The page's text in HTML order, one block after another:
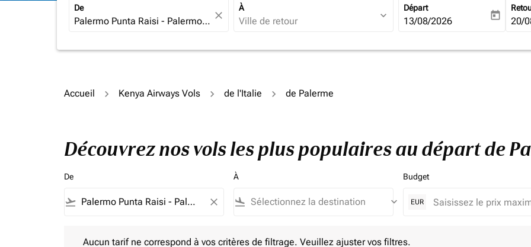
De
close
À
expand_more
Départ
fc-booking-departure-date-
13/08/2026 today fc-
20/
Accueil Kenya Airways Vols de l'Italie de Palerme
Découvrez nos vols les plus populaires au départ de
De
flight_takeoff close
À
flight_land keyboard_arrow_down
Budget
EUR
Aucun tarif ne correspond à vos critères de filtrage. Veuillez ajuster vos filtres.